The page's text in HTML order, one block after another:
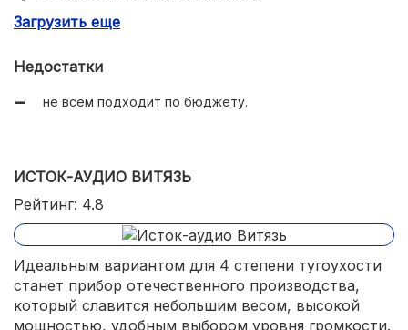
управление со смартфона;
Загрузить еще
Недостатки
не всем подходит по бюджету.
ИСТОК-АУДИО ВИТЯЗЬ
Рейтинг: 4.8
Идеальным вариантом для 4 степени тугоухости
станет прибор отечественного производства,
который славится небольшим весом, высокой
мощностью, удобным выбором уровня громкости.